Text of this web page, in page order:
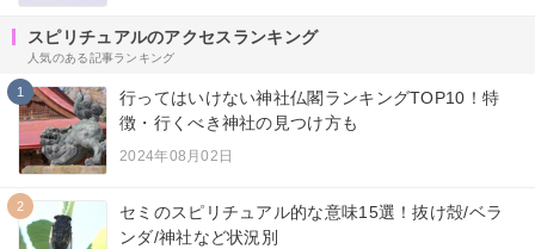
スピリチュアルのアクセスランキング
人気のある記事ランキング
1
行ってはいけない神社仏閣ランキングTOP10！特
徴・行くべき神社の見つけ方も
2024年08月02日
2
セミのスピリチュアル的な意味15選！抜け殻/ベラ
ンダ/神社など状況別